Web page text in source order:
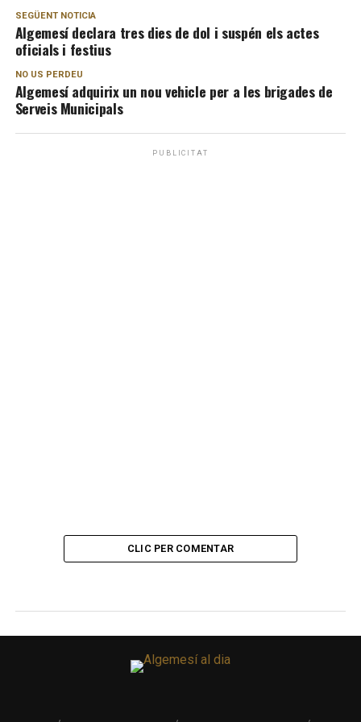
SEGÜENT NOTICIA
Algemesí declara tres dies de dol i suspén els actes
oficials i festius
NO US PERDEU
Algemesí adquirix un nou vehicle per a les brigades de
Serveis Municipals
PUBLICITAT
CLIC PER COMENTAR